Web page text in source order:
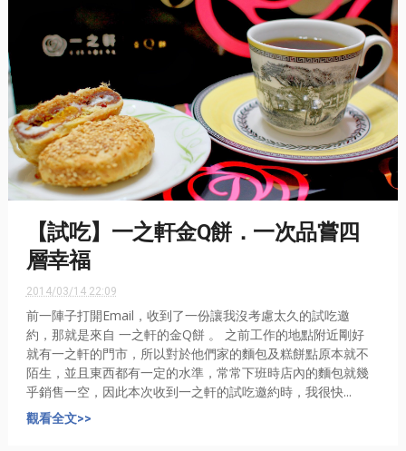
【試吃】一之軒金Q餅．一次品嘗四
層幸福
2014/03/14 22:09
前一陣子打開Email，收到了一份讓我沒考慮太久的試吃邀
約，那就是來自 一之軒的金Q餅 。 之前工作的地點附近剛好
就有一之軒的門市，所以對於他們家的麵包及糕餅點原本就不
陌生，並且東西都有一定的水準，常常下班時店內的麵包就幾
乎銷售一空，因此本次收到一之軒的試吃邀約時，我很快...
觀看全文>>